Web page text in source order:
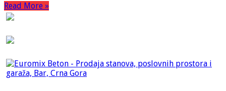
Read More »